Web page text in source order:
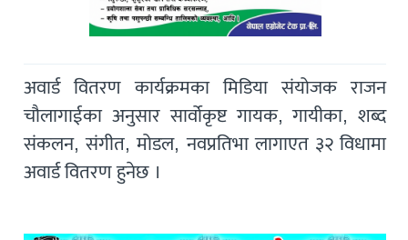
अवार्ड वितरण कार्यक्रमका मिडिया संयोजक राजन
चौलागाईका अनुसार सार्वोकृष्ट गायक, गायीका, शब्द
संकलन, संगीत, मोडल, नवप्रतिभा लागाएत ३२ विधामा
अवार्ड वितरण हुनेछ ।